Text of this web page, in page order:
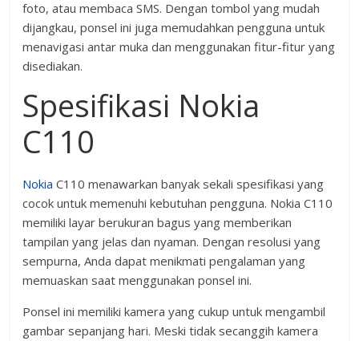
foto, atau membaca SMS. Dengan tombol yang mudah
dijangkau, ponsel ini juga memudahkan pengguna untuk
menavigasi antar muka dan menggunakan fitur-fitur yang
disediakan.
Spesifikasi Nokia
C110
Nokia C110 menawarkan banyak sekali spesifikasi yang
cocok untuk memenuhi kebutuhan pengguna. Nokia C110
memiliki layar berukuran bagus yang memberikan
tampilan yang jelas dan nyaman. Dengan resolusi yang
sempurna, Anda dapat menikmati pengalaman yang
memuaskan saat menggunakan ponsel ini.
Ponsel ini memiliki kamera yang cukup untuk mengambil
gambar sepanjang hari. Meski tidak secanggih kamera